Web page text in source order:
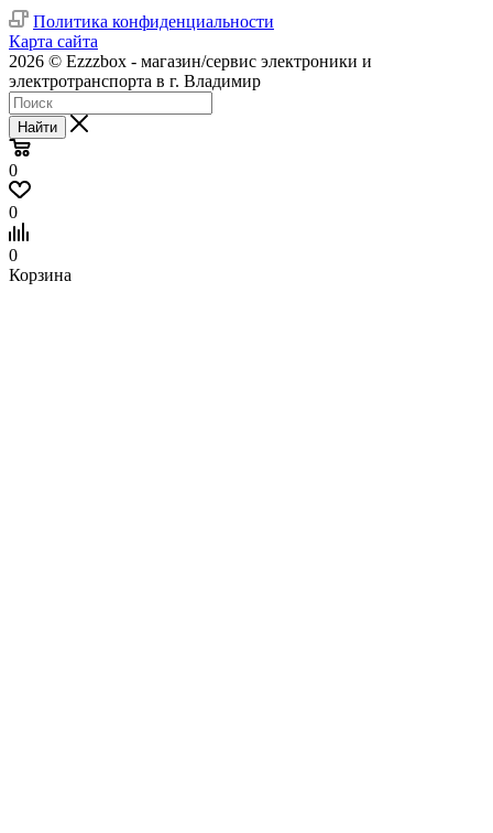
Политика конфиденциальности
Карта сайта
2026 © Ezzzbox - магазин/сервис электроники и
электротранспорта в г. Владимир
Найти
0
0
0
Корзина